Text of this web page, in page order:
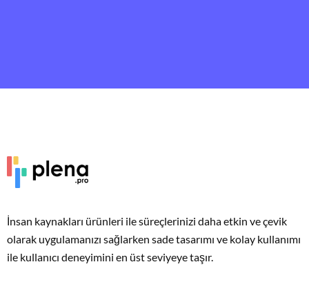
İnsan kaynakları ürünleri ile süreçlerinizi daha etkin ve çevik
olarak uygulamanızı sağlarken sade tasarımı ve kolay kullanımı
ile kullanıcı deneyimini en üst seviyeye taşır.